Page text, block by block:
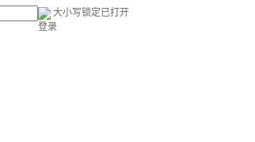
大小写锁定已打开
登录